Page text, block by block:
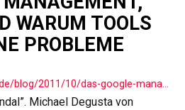
WARUM TOOLS
PROBLEME
https://wearesocial.com/de/blog/2011/10/das-google-management-google-und-warum-tools-keine-probleme-lsen/
Michael Degusta von